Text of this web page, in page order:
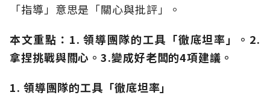
「指導」意思是「關心與批評」。
本文重點： 1. 領導團隊的工具「徹底坦率」。2.
拿捏挑戰與關心。3.變成好老闆的4項建議。
1. 領導團隊的工具「徹底坦率」